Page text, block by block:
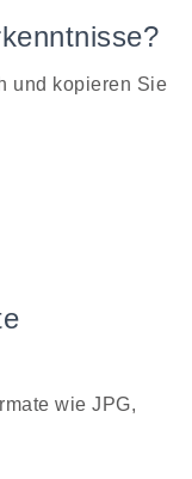
und kopieren Sie
wie JPG,